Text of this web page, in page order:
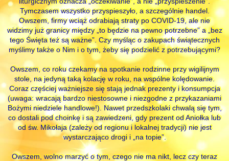
Tymczasem wszystko przyspieszyło, a szczególnie handel.
Owszem, firmy wciąż odrabiają straty po COVID-19, ale nie
widzimy już granicy między „to będzie na pewno potrzebne” a „bez
tego Święta też są ważne”. Czy myśląc o zakupach świątecznych
myślimy także o Nim i o tym, żeby się podzielić z potrzebującymi?
Owszem, co roku czekamy na spotkanie rodzinne przy wigilijnym
stole, na jedyną taką kolację w roku, na wspólne kolędowanie.
Coraz częściej ważniejsze się stają jednak prezenty i konsumpcja
(uwaga: wracają bardzo niestosowne i niezgodne z przykazaniami
Bożymi niedziele handlowe!). Nawet przedszkolaki chwalą się tym,
co dostali pod choinkę i są zawiedzeni, gdy prezent od Aniołka lub
od św. Mikołaja (zależy od regionu i lokalnej tradycji) nie jest
wystarczająco drogi i „na topie”.
Owszem, wolno marzyć o tym, czego nie ma nikt, lecz czy teraz